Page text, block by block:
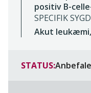
positiv B-
SPECIFIK
Akut
STATUS: